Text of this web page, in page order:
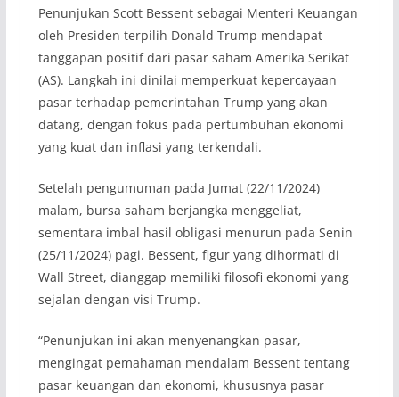
Penunjukan Scott Bessent sebagai Menteri Keuangan
oleh Presiden terpilih Donald Trump mendapat
tanggapan positif dari pasar saham Amerika Serikat
(AS). Langkah ini dinilai memperkuat kepercayaan
pasar terhadap pemerintahan Trump yang akan
datang, dengan fokus pada pertumbuhan ekonomi
yang kuat dan inflasi yang terkendali.
Setelah pengumuman pada Jumat (22/11/2024)
malam, bursa saham berjangka menggeliat,
sementara imbal hasil obligasi menurun pada Senin
(25/11/2024) pagi. Bessent, figur yang dihormati di
Wall Street, dianggap memiliki filosofi ekonomi yang
sejalan dengan visi Trump.
“Penunjukan ini akan menyenangkan pasar,
mengingat pemahaman mendalam Bessent tentang
pasar keuangan dan ekonomi, khususnya pasar